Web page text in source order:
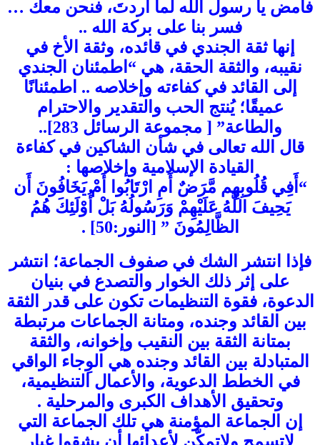
فامض يا رسول الله لما أردتَ، فنحن معك …
فسر بنا على بركة الله ..
إنها ثقة الجندي في قائده، وثقة الأخ في
نقيبه، والثقة الحقة، هي “اطمئنان الجندي
إلى القائد في كفاءته وإخلاصه .. اطمئنانًا
عميقًا؛ يُنتج الحب والتقدير والاحترام
والطاعة” [ مجموعة الرسائل 283]..
قال الله تعالى في شأن الشاكين في كفاءة
القيادة الإسلامية وإخلاصها :
“أَفِي قُلُوبِهِم مَّرَضٌ أَمِ ارْتَابُوا أَمْ يَخَافُونَ أَن
يَحِيفَ اللَّهُ عَلَيْهِمْ وَرَسُولُهُ بَلْ أُوْلَئِكَ هُمُ
الظَّالِمُونَ ” [النور:50] .
فإذا انتشر الشك في صفوف الجماعة؛ انتشر
على إثر ذلك الخوار والتصدع في بنيان
الدعوة، فقوة التنظيمات تكون على قدر الثقة
بين القائد وجنده، ومتانة الجماعات مرتبطة
بمتانة الثقة بين النقيب وإخوانه، والثقة
المتبادلة بين القائد وجنده هي الوِجاء الواقي
في الخطط الدعوية، والأعمال التنظيمية،
وتحقيق الأهداف الكبرى والمرحلية .
إن الجماعة المؤمنة هي تلك الجماعة التي